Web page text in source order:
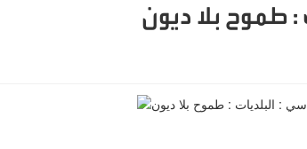
: طموح بلا ديون